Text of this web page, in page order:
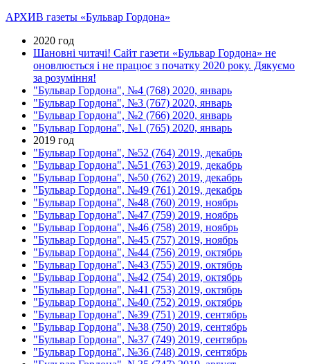
АРХИВ газеты «Бульвар Гордона»
2020 год
Шановні читачі! Сайт газети «Бульвар Гордона» не
оновлюється і не працює з початку 2020 року. Дякуємо
за розуміння!
"Бульвар Гордона", №4 (768) 2020, январь
"Бульвар Гордона", №3 (767) 2020, январь
"Бульвар Гордона", №2 (766) 2020, январь
"Бульвар Гордона", №1 (765) 2020, январь
2019 год
"Бульвар Гордона", №52 (764) 2019, декабрь
"Бульвар Гордона", №51 (763) 2019, декабрь
"Бульвар Гордона", №50 (762) 2019, декабрь
"Бульвар Гордона", №49 (761) 2019, декабрь
"Бульвар Гордона", №48 (760) 2019, ноябрь
"Бульвар Гордона", №47 (759) 2019, ноябрь
"Бульвар Гордона", №46 (758) 2019, ноябрь
"Бульвар Гордона", №45 (757) 2019, ноябрь
"Бульвар Гордона", №44 (756) 2019, октябрь
"Бульвар Гордона", №43 (755) 2019, октябрь
"Бульвар Гордона", №42 (754) 2019, октябрь
"Бульвар Гордона", №41 (753) 2019, октябрь
"Бульвар Гордона", №40 (752) 2019, октябрь
"Бульвар Гордона", №39 (751) 2019, сентябрь
"Бульвар Гордона", №38 (750) 2019, сентябрь
"Бульвар Гордона", №37 (749) 2019, сентябрь
"Бульвар Гордона", №36 (748) 2019, сентябрь